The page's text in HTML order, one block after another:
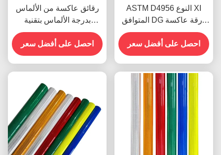
رقائق عاكسة من الألماس
بدرجة الألماس بتقنية
المنشور الكامل مع عمر أداء
10 سنوات لسلامة الطرقاحصل على أفضل سعر
ASTM D4956 النوع XI
المتوافق DG ورقة عاكسة
من نوع الماس مع لاصق
حساس للضغط لإشارات
الطرق السريعة
احصل على أفضل سعر